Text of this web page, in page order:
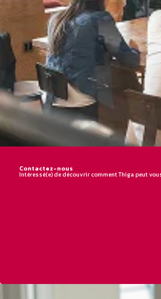
Contactez-nous
Intéressé(e) de découvrir comment Thiga peut